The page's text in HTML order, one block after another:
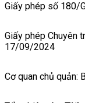
Giấy phép số 180/
Giấy phép Chuyên
17/09/2024
Cơ quan chủ quản: